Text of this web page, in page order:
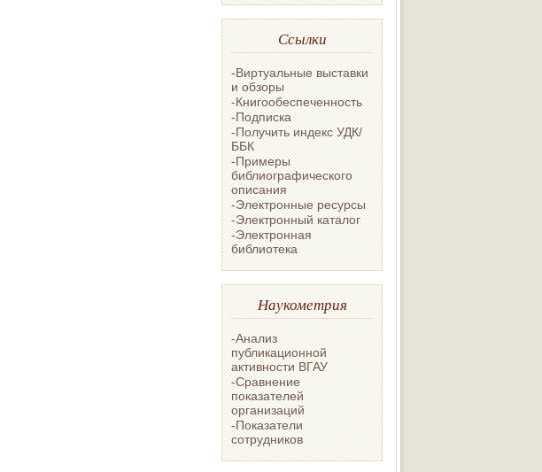
Ссылки
-Виртуальные выставки
и обзоры
-Книгообеспеченность
-Подписка
-Получить индекс УДК/
ББК
-Примеры
библиографического
описания
-Электронные ресурсы
-Электронный каталог
-Электронная
библиотека
Наукометрия
-Анализ
публикационной
активности ВГАУ
-Сравнение
показателей
организаций
-Показатели
сотрудников